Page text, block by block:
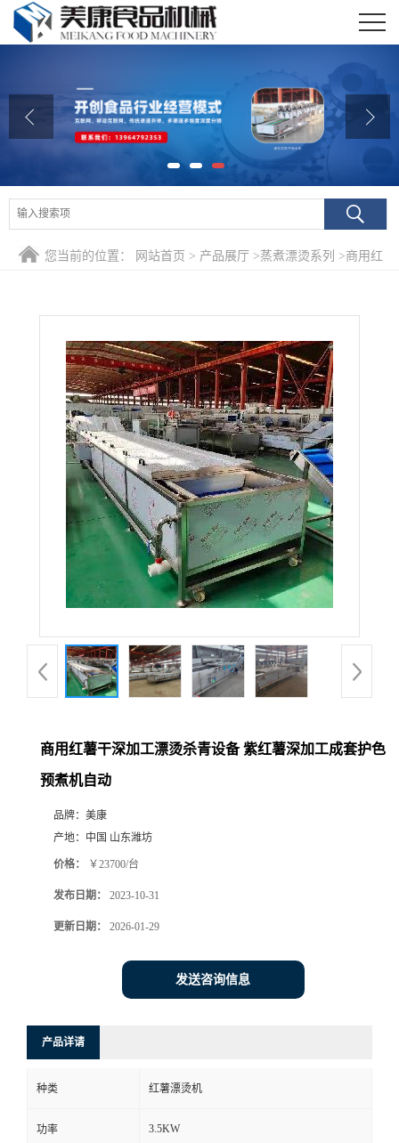
公司介绍
公司动态
产品展厅
联系我们
您当前的位置： 网站首页 > 产品展厅 >蒸煮漂烫系列 >商用红
商用红薯干深加工漂烫杀青设备 紫红薯深加工成套护色
预煮机自动
品牌： 美康
产地： 中国 山东潍坊
价格： ￥23700/台
发布日期： 2023-10-31
更新日期： 2026-01-29
发送咨询信息
产品详请
种类 红薯漂烫机
功率 3.5KW